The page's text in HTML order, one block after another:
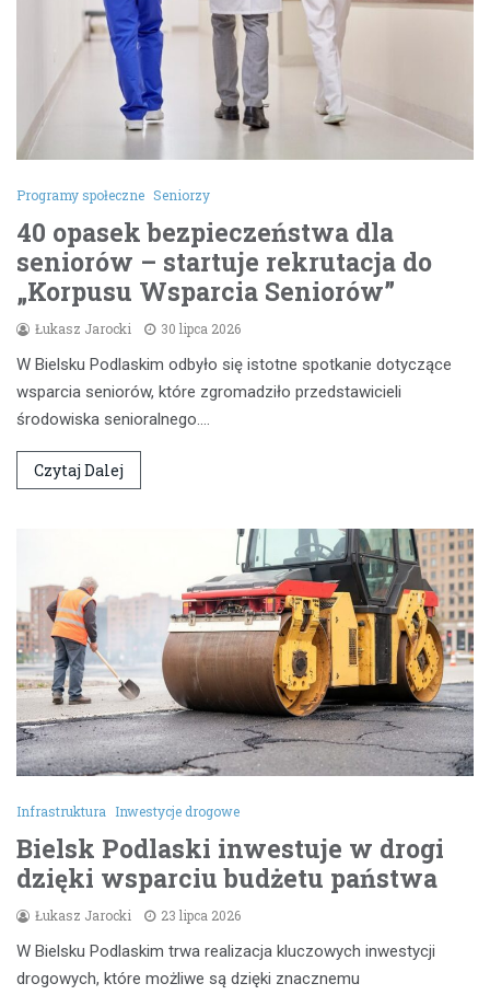
Programy społeczne Seniorzy
40 opasek bezpieczeństwa dla
seniorów – startuje rekrutacja do
„Korpusu Wsparcia Seniorów”
Łukasz Jarocki 30 lipca 2026
W Bielsku Podlaskim odbyło się istotne spotkanie dotyczące
wsparcia seniorów, które zgromadziło przedstawicieli
środowiska senioralnego.…
Czytaj Dalej
Infrastruktura Inwestycje drogowe
Bielsk Podlaski inwestuje w drogi
dzięki wsparciu budżetu państwa
Łukasz Jarocki 23 lipca 2026
W Bielsku Podlaskim trwa realizacja kluczowych inwestycji
drogowych, które możliwe są dzięki znacznemu